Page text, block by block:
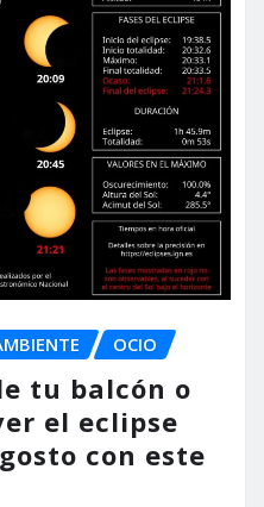
OCIO
tu balcón o
el eclipse
con este